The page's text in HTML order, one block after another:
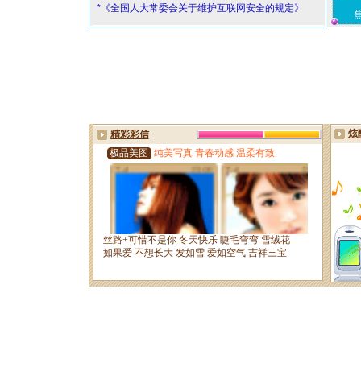
*《全国人大常委会关于维护互联网安全的规定》